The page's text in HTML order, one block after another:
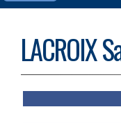
LACROIX